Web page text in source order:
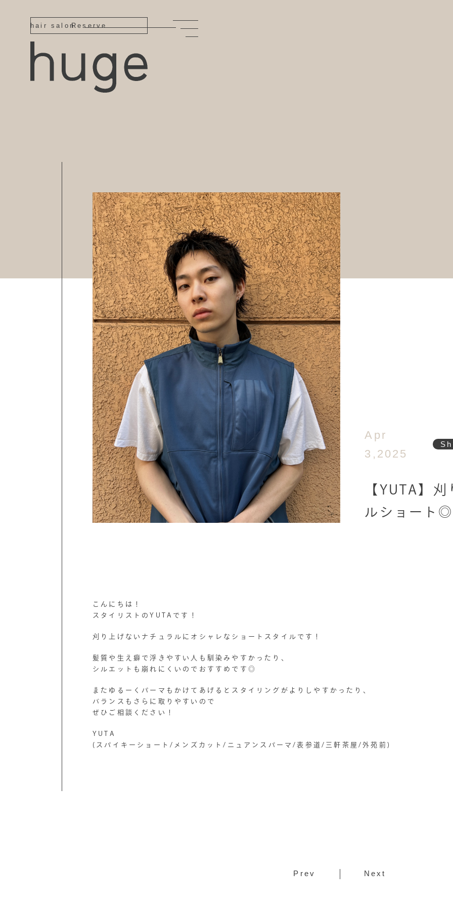
Reserve
hair salon
Apr
3,2025
【YUTA】
ルショート◎
こんにちは！
スタイリストのYUTAです！
刈り上げないナチュラルにオシャレなショートスタイルです！
髪質や生え癖で浮きやすい人も馴染みやすかったり、
シルエットも崩れにくいのでおすすめです◎
またゆるーくパーマもかけてあげるとスタイリングがよりしやすかったり、
バランスもさらに取りやすいので
ぜひご相談ください！
YUTA
(スパイキーショート/メンズカット/ニュアンスパーマ/表参道/三軒茶屋/外苑前)
Prev Next